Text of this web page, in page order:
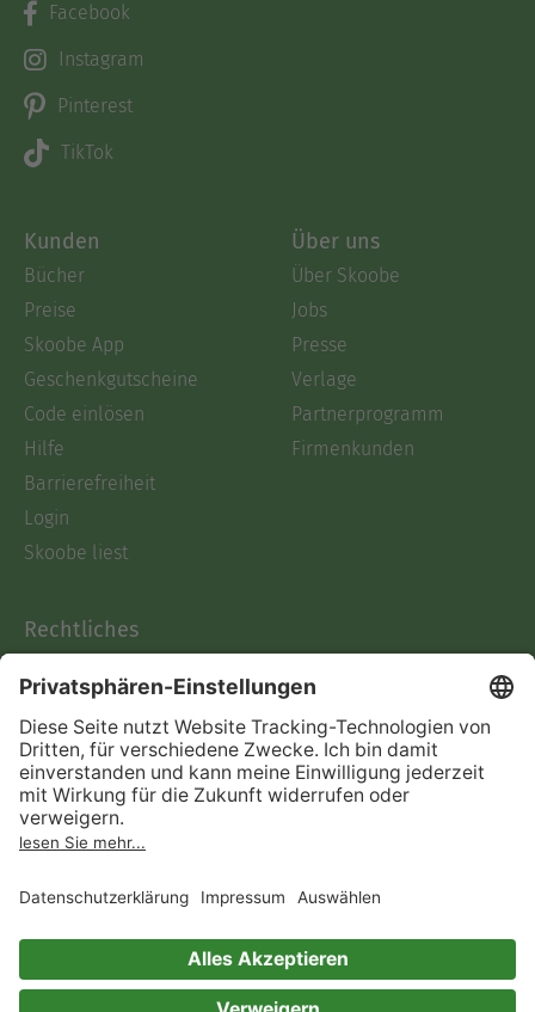
Facebook
Instagram
Pinterest
TikTok
Kunden
Bücher
Preise
Skoobe App
Geschenkgutscheine
Code einlösen
Hilfe
Barrierefreiheit
Login
Skoobe liest
Über uns
Über Skoobe
Jobs
Presse
Verlage
Partnerprogramm
Firmenkunden
Rechtliches
AGB
Informationen nach Data
Act
Verträge hier kündigen
Impressum
Immer ein gutes Buch